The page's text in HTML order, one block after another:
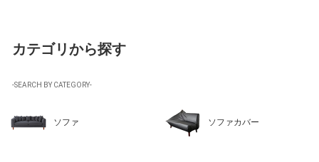
カテゴリから探す
-SEARCH BY CATEGORY-
ソファ ソファカバー